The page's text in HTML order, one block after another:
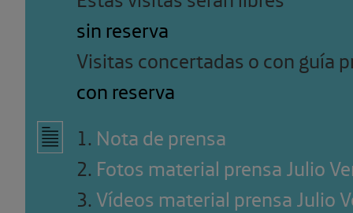
sin reserva
Visitas concertadas o con guía
con reserva
1. Nota de prensa
2. Fotos material prensa Julio
3.Vídeos material prensa Julio